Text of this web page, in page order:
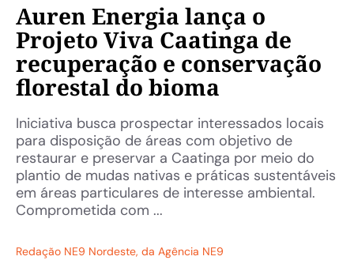
Auren Energia lança o
Projeto Viva Caatinga de
recuperação e conservação
florestal do bioma
Iniciativa busca prospectar interessados locais
para disposição de áreas com objetivo de
restaurar e preservar a Caatinga por meio do
plantio de mudas nativas e práticas sustentáveis
em áreas particulares de interesse ambiental.
Comprometida com ...
Redação NE9 Nordeste, da Agência NE9